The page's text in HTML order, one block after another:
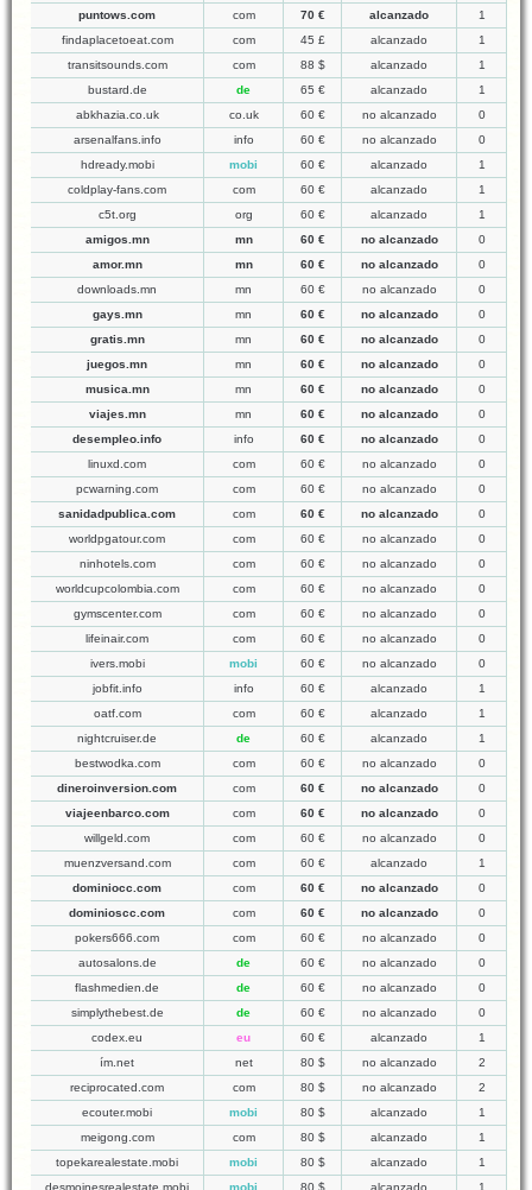
puntows.com com 70 € alcanzado
1
findaplacetoeat.com
com 45 £ alcanzado
1
transitsounds.com
com 88 $ alcanzado
1
bustard.de
de 65 € alcanzado
1
abkhazia.co.uk
co.uk 60 € no alcanzado
0
arsenalfans.info
info 60 € no alcanzado
0
hdready.mobi
mobi 60 € alcanzado
1
coldplay-fans.com
com 60 € alcanzado
1
c5t.org
org 60 € alcanzado
1
amigos.mn
mn 60 € no alcanzado
0
amor.mn
mn 60 € no alcanzado
0
downloads.mn
mn 60 € no alcanzado
0
gays.mn
mn 60 € no alcanzado
0
gratis.mn
mn 60 € no alcanzado
0
juegos.mn
mn 60 € no alcanzado
0
musica.mn
mn 60 € no alcanzado
0
viajes.mn
mn 60 € no alcanzado
0
desempleo.info
info 60 € no alcanzado
0
linuxd.com
com 60 € no alcanzado
0
pcwarning.com
com 60 € no alcanzado
0
sanidadpublica.com
com 60 € no alcanzado
0
worldpgatour.com
com 60 € no alcanzado
0
ninhotels.com
com 60 € no alcanzado
0
worldcupcolombia.com
com 60 € no alcanzado
0
gymscenter.com
com 60 € no alcanzado
0
lifeinair.com
com 60 € no alcanzado
0
ivers.mobi
mobi 60 € no alcanzado
0
jobfit.info
info 60 € alcanzado
1
oatf.com
com 60 € alcanzado
1
nightcruiser.de
de 60 € alcanzado
1
bestwodka.com
com 60 € no alcanzado
0
dineroinversion.com
com 60 € no alcanzado
0
viajeenbarco.com
com 60 € no alcanzado
0
willgeld.com
com 60 € no alcanzado
0
muenzversand.com
com 60 € alcanzado
1
dominiocc.com
com 60 € no alcanzado
0
dominioscc.com
com 60 € no alcanzado
0
pokers666.com
com 60 € no alcanzado
0
autosalons.de
de 60 € no alcanzado
0
flashmedien.de
de 60 € no alcanzado
0
simplythebest.de
de 60 € no alcanzado
0
codex.eu
eu 60 € alcanzado
1
ím.net
net 80 $ no alcanzado
2
reciprocated.com
com 80 $ no alcanzado
2
ecouter.mobi
mobi 80 $ alcanzado
1
meigong.com
com 80 $ alcanzado
1
topekarealestate.mobi
mobi 80 $ alcanzado
1
desmoinesrealestate.mobi
mobi 80 $ alcanzado
1